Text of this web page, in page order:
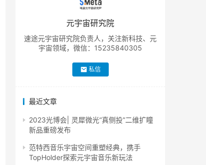
元宇宙研究院
速途元宇宙研究院负责人，关注新科技、元
宇宙领域，微信：15235840305
私信
最近文章
2023光博会| 灵犀微光“真侧投”二维扩瞳
新品重磅发布
范特西音乐宇宙空间重塑经典，携手
TopHolder探索元宇宙音乐新玩法